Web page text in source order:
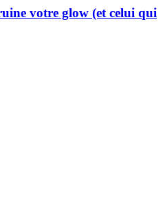
votre glow (et celui qui